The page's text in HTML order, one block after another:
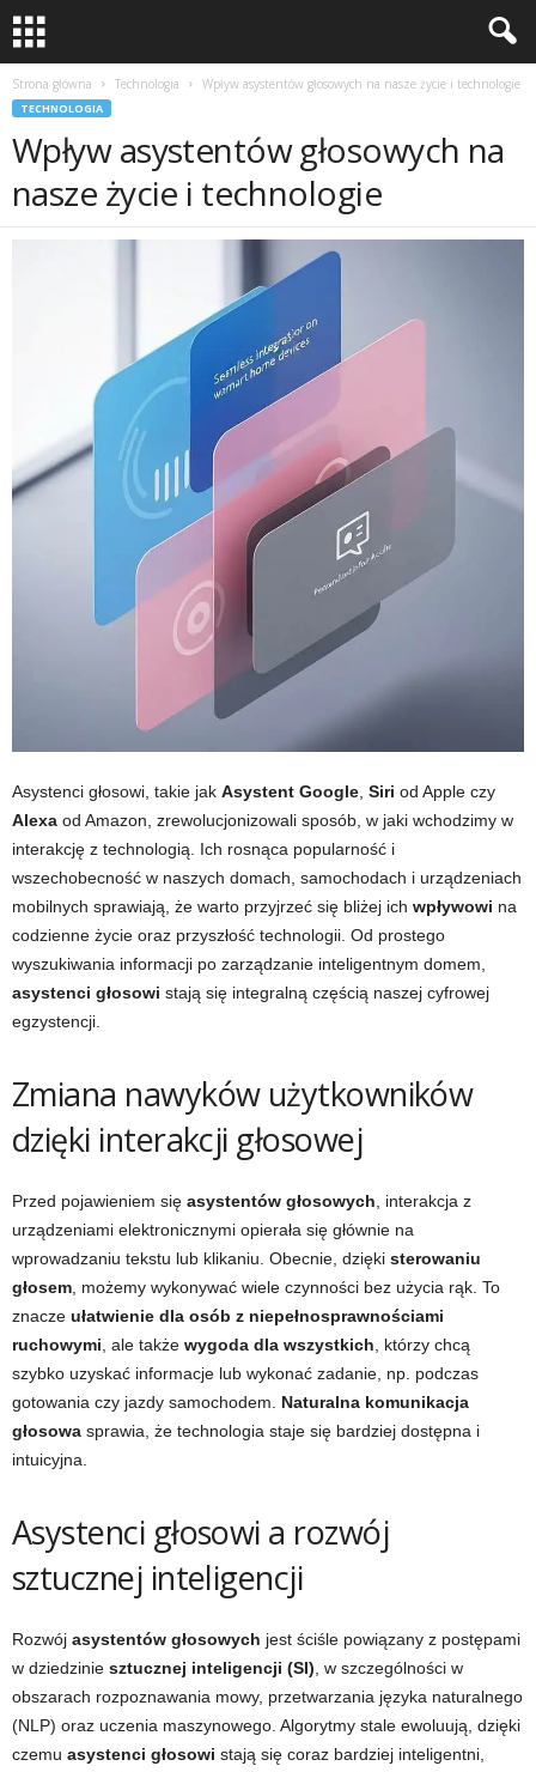
Strona główna Technologia Wpływ asystentów głosowych na nasze życie i technologie
TECHNOLOGIA
Wpływ asystentów głosowych na
nasze życie i technologie
Asystenci głosowi, takie jak Asystent Google Siri od Apple czy
Alexa od Amazon, zrewolucjonizowali sposób, w jaki wchodzimy w
interakcję z technologią. Ich rosnąca popularność i
wszechobecność w naszych domach, samochodach i urządzeniach
mobilnych sprawiają, że warto przyjrzeć się bliżej ich wpływowi na
codzienne życie oraz przyszłość technologii. Od prostego
wyszukiwania informacji po zarządzanie inteligentnym domem,
asystenci głosowi stają się integralną częścią naszej cyfrowej
egzystencji.
Zmiana nawyków użytkowników
dzięki interakcji głosowej
Przed pojawieniem się asystentów głosowych , interakcja z
urządzeniami elektronicznymi opierała się głównie na
wprowadzaniu tekstu lub klikaniu. Obecnie, dzięki sterowaniu
głosem , możemy wykonywać wiele czynności bez użycia rąk. To
znacze ułatwienie dla osób z niepełnosprawnościami
ruchowymi , ale także wygoda dla wszystkich , którzy chcą
szybko uzyskać informacje lub wykonać zadanie, np. podczas
gotowania czy jazdy samochodem. Naturalna komunikacja
głosowa sprawia, że technologia staje się bardziej dostępna i
intuicyjna.
Asystenci głosowi a rozwój
sztucznej inteligencji
Rozwój asystentów głosowych jest ściśle powiązany z postępami
w dziedzinie sztucznej inteligencji (SI) , w szczególności w
obszarach rozpoznawania mowy, przetwarzania języka naturalnego
(NLP) oraz uczenia maszynowego. Algorytmy stale ewoluują, dzięki
czemu asystenci głosowi stają się coraz bardziej inteligentni,